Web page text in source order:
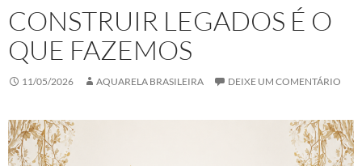
CONSTRUIR LEGADOS É O
QUE FAZEMOS
11/05/2026 AQUARELA BRASILEIRA DEIXE UM COMENTÁRIO